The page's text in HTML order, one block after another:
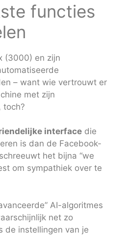
functies
(3000) en zijn
– want wie vertrouwt er
met zijn
toch?
interface die
is dan de Facebook-
het bijna “we
om sympathiek over te
AI-algoritmes
net zo
de instellingen van je